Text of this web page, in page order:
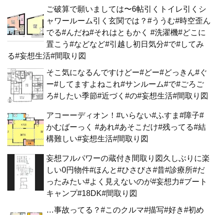
ご破算で願いましては〜6帖引くトイレ引くシ
ャワールーム引く玄関では？#ううむ#時空歪ん
でる#んだね#それはともかく #洗濯機#どこに
置こう#などなど#引越し初日気分#で#してみ
る#妄想生活#間取り図
そこ気になるんですけどー#どー#どっきん#ぐ
ー#してますよねこれ#サンルーム#で#ごろご
ろ#したい季節#近づく#の#妄想生活#間取り図
アコーーディオン！#いらない#ふすま#障子#
かむばーっく #あれ#あそこだけ#残ってる#結
構難しい#妄想生活#間取り図
妄想フルパワーの蔵付き間取り図久しぶりに楽
しい0円物件#ほんと#ひさびさ#昔#診療所#だ
ったみたい#よく見えないのが#妄想力#ブート
キャンプ#18DK#間取り図
…事故ってる？#このクルマ#描写#好き#初め